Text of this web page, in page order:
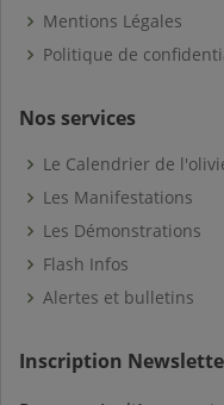
Mentions Légales
Politique de
Nos services
Le Calendrier de
Les Manifestations
Les Démonstrations
Flash Infos
Alertes et bulletins
Inscription